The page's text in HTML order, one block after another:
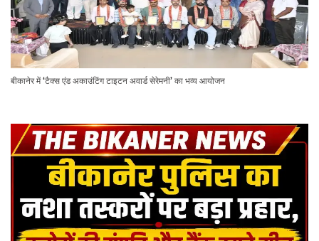
बीकानेर में ‘टैक्स एंड अकाउंटिंग टाइटन अवार्ड सेरेमनी’ का भव्य आयोजन